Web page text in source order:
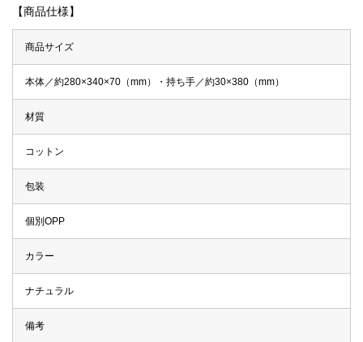
【商品仕様】
商品サイズ
本体／約280×340×70（mm）・持ち手／約30×380（mm）
材質
コットン
包装
個別OPP
カラー
ナチュラル
備考